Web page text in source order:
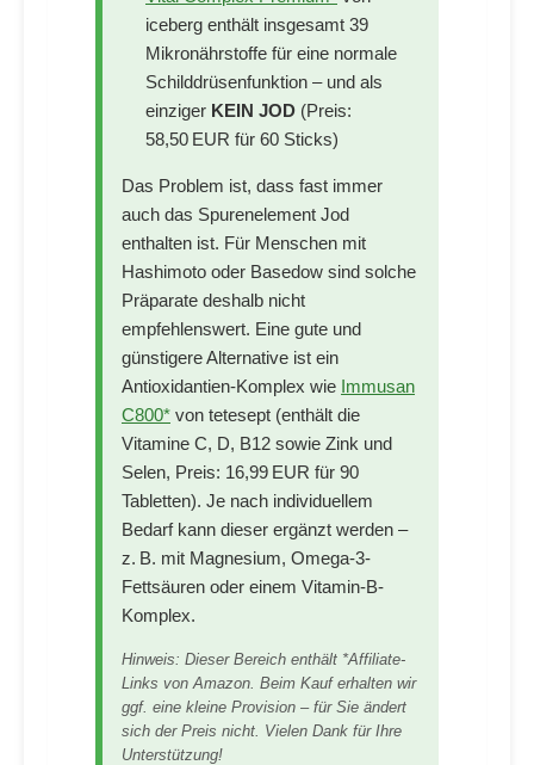
iceberg enthält insgesamt 39
Mikronährstoffe für eine normale
Schilddrüsenfunktion – und als
einziger KEIN JOD (Preis:
58,50 EUR für 60 Sticks)
Das Problem ist, dass fast immer
auch das Spurenelement Jod
enthalten ist. Für Menschen mit
Hashimoto oder Basedow sind solche
Präparate deshalb nicht
empfehlenswert. Eine gute und
günstigere Alternative ist ein
Antioxidantien-Komplex wie Immusan
C800* von tetesept (enthält die
Vitamine C, D, B12 sowie Zink und
Selen, Preis: 16,99 EUR für 90
Tabletten). Je nach individuellem
Bedarf kann dieser ergänzt werden –
z. B. mit Magnesium, Omega-3-
Fettsäuren oder einem Vitamin-B-
Komplex.
Hinweis: Dieser Bereich enthält *Affiliate-
Links von Amazon. Beim Kauf erhalten wir
ggf. eine kleine Provision – für Sie ändert
sich der Preis nicht. Vielen Dank für Ihre
Unterstützung!